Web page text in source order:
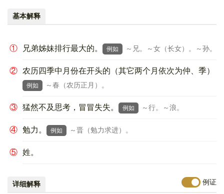
基本解释
① 兄弟姊妹排行最大的。 例如 ～兄。～女（长女）。～孙。
② 农历四季中月份在开头的（其它两个月依次为仲、季）
例如 ～春（农历正月）。
③ 猛然不及思考，冒冒失失。 例如 ～行。～浪。
④ 勉力。 例如 ～晋（勉力求进）。
⑤ 姓。
详细解释 例证